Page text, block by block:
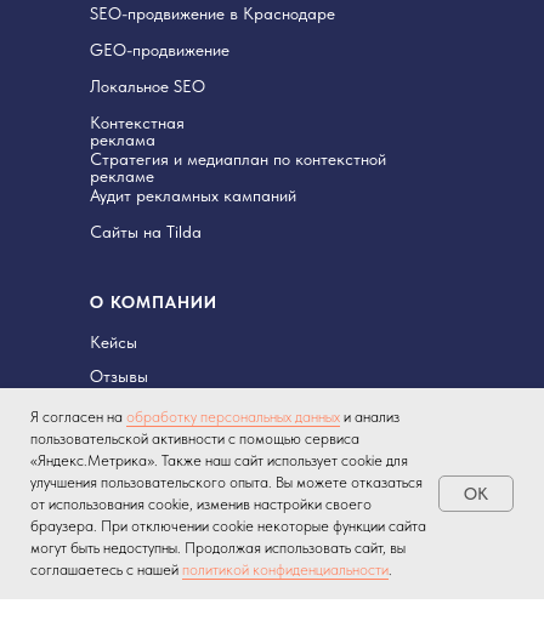
О КОМПАНИИ
Контекстная
реклама
Стратегия и медиаплан по контекстной
рекламе
Аудит рекламных кампаний
Сайты на Tilda
Локальное SEO
GEO-продвижение
SEO-продвижение в Краснодаре
Кейсы
Отзывы
Новости
О нас
Команда
Достижения
Работа у нас
Партнерская
Я согласен на обработку персональных данных и анализ
пользовательской активности с помощью сервиса
«Яндекс.Метрика». Также наш сайт использует cookie для
улучшения пользовательского опыта. Вы можете отказаться
от использования cookie, изменив настройки своего
браузера. При отключении cookie некоторые функции сайта
могут быть недоступны. Продолжая использовать сайт, вы
соглашаетесь с нашей политикой конфиденциальности.
OK